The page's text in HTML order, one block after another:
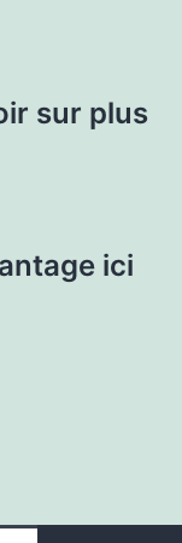
sur plus
ici